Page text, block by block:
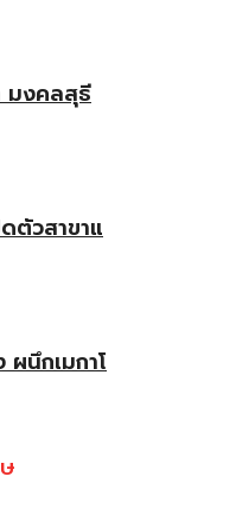
มงคลสุธี
ตัวสาขาแ
นึกเมกาโ